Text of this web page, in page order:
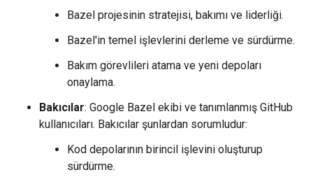
Bazel projesinin stratejisi, bakımı ve liderliği.
Bazel'in temel işlevlerini derleme ve sürdürme.
Bakım görevlileri atama ve yeni depoları
onaylama.
Bakıcılar: Google Bazel ekibi ve tanımlanmış GitHub
kullanıcıları. Bakıcılar şunlardan sorumludur:
Kod depolarının birincil işlevini oluşturup
sürdürme.